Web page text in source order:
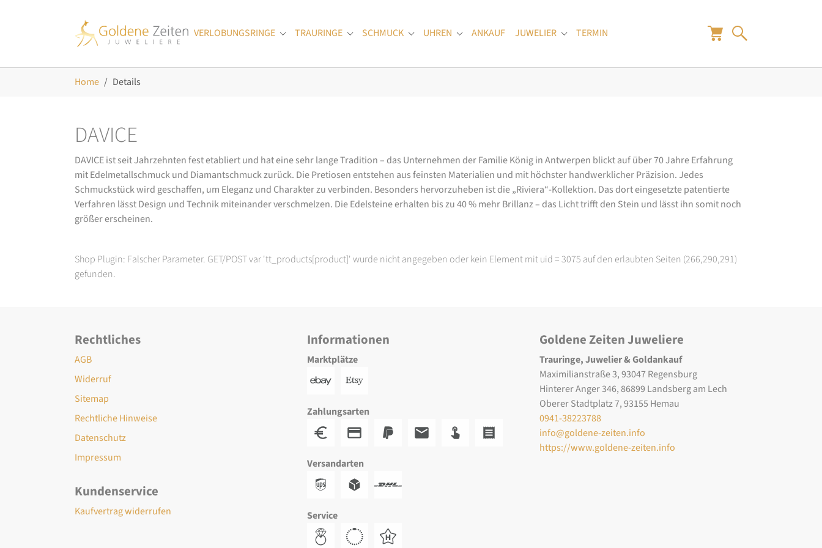
VERLOBUNGSRINGE
Submenu for "Verlobungsringe"
TRAURINGE Submenu for "Trauringe"
SCHMUCK Submenu for "Schmuck"
UHREN Submenu for "Uhren"
ANKAUF JUWELIER Submenu for "Juwelier"
TERMIN
Home Details
DAVICE
DAVICE ist seit Jahrzehnten fest etabliert und hat eine sehr lange Tradition – das Unternehmen der Familie König in Antwerpen blickt auf über 70 Jahre Erfahrung
mit Edelmetallschmuck und Diamantschmuck zurück. Die Pretiosen entstehen aus feinsten Materialien und mit höchster handwerklicher Präzision. Jedes
Schmuckstück wird geschaffen, um Eleganz und Charakter zu verbinden. Besonders hervorzuheben ist die „Riviera“-Kollektion. Das dort eingesetzte patentierte
Verfahren lässt Design und Technik miteinander verschmelzen. Die Edelsteine erhalten bis zu 40 % mehr Brillanz – das Licht trifft den Stein und lässt ihn somit noch
größer erscheinen.
Shop Plugin: Falscher Parameter. GET/POST var 'tt_products[product]' wurde nicht angegeben oder kein Element mit uid = 3075 auf den erlaubten Seiten (266,290,291)
gefunden.
Rechtliches
AGB
Widerruf
Sitemap
Rechtliche Hinweise
Datenschutz
Impressum
Kundenservice
Kaufvertrag widerrufen
Informationen
Marktplätze
Zahlungsarten
Versandarten
Service
Goldene Zeiten Juweliere
Trauringe, Juwelier & Goldankauf
Maximilianstraße 3, 93047 Regensburg
Hinterer Anger 346, 86899 Landsberg am Lech
Oberer Stadtplatz 7, 93155 Hemau
0941-38223788
info@goldene-zeiten.info
https://www.goldene-zeiten.info